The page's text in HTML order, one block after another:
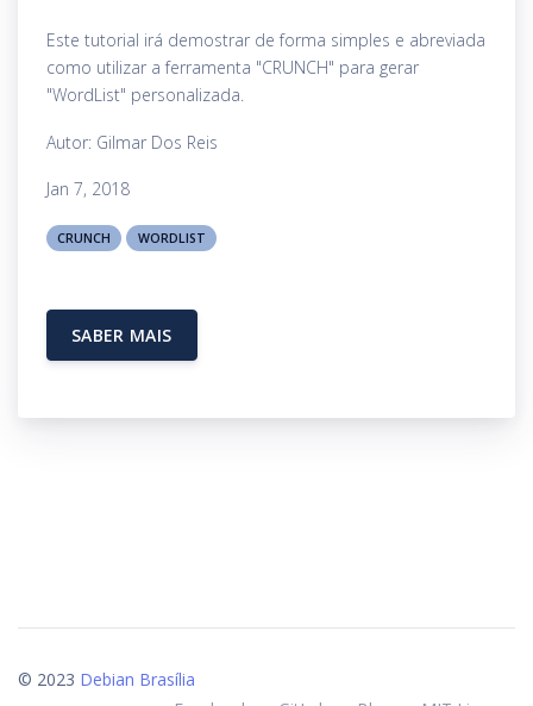
Este tutorial irá demostrar de forma simples e abreviada
como utilizar a ferramenta "CRUNCH" para gerar
"WordList" personalizada.
Autor: Gilmar Dos Reis
Jan 7, 2018
CRUNCH WORDLIST
SABER MAIS
© 2023 Debian Brasília